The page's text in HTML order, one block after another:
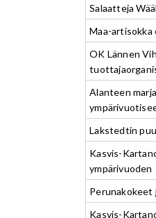
Salaatteja
Maa-artisokka
OK Lännen
Alanteen
Lakstedtin
Kasvis-
ympärivuoden
Perunakokeet
Kasvis-